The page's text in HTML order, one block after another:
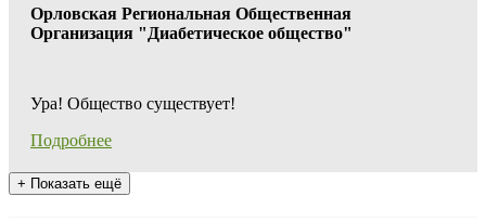
Орловская Региональная Общественная
Организация "Диабетическое общество"
Ура! Общество существует!
Подробнее
+ Показать ещё